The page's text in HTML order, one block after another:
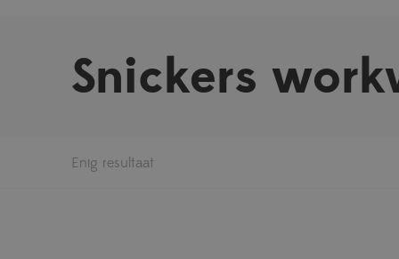
Snickers
Enig resultaat